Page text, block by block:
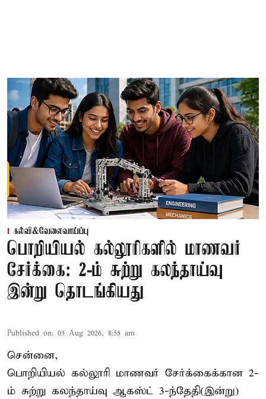
கல்வி&வேலைவாய்ப்பு
பொறியியல் கல்லூரிகளில் மாணவர்
சேர்க்கை: 2-ம் சுற்று கலந்தாய்வு
இன்று தொடங்கியது
Published on: 03 Aug 2026, 8:55 am
சென்னை,
பொறியியல் கல்லூரி மாணவர் சேர்க்கைக்கான 2-
ம் சுற்று கலந்தாய்வு ஆகஸ்ட் 3-ந்தேதி(இன்று)